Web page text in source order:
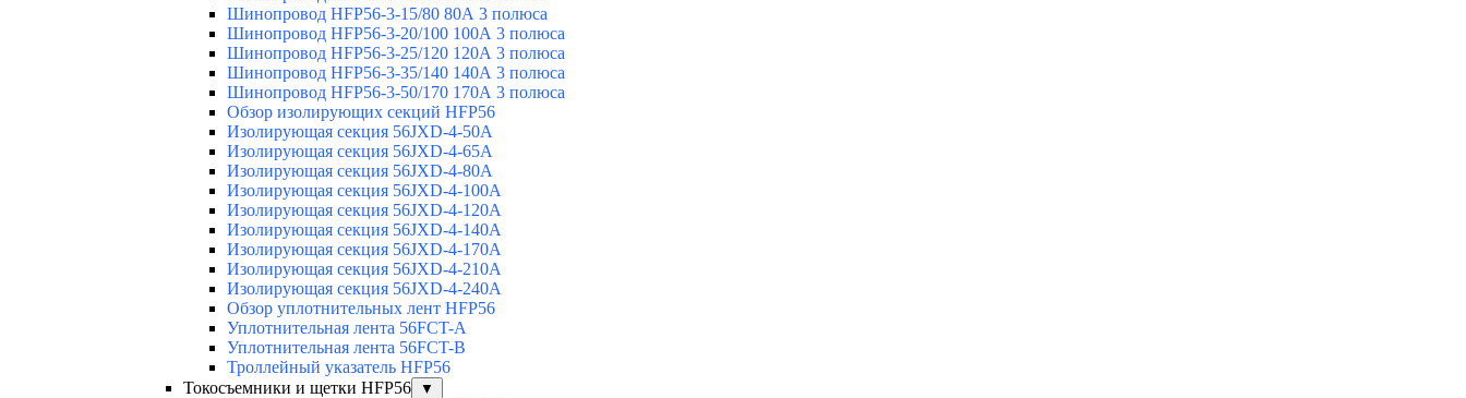
Шинопровод HFP56-3-15/80 80А 3 полюса
Шинопровод HFP56-3-20/100 100А 3 полюса
Шинопровод HFP56-3-25/120 120А 3 полюса
Шинопровод HFP56-3-35/140 140А 3 полюса
Шинопровод HFP56-3-50/170 170А 3 полюса
Обзор изолирующих секций HFP56
Изолирующая секция 56JXD-4-50A
Изолирующая секция 56JXD-4-65A
Изолирующая секция 56JXD-4-80A
Изолирующая секция 56JXD-4-100A
Изолирующая секция 56JXD-4-120A
Изолирующая секция 56JXD-4-140A
Изолирующая секция 56JXD-4-170A
Изолирующая секция 56JXD-4-210A
Изолирующая секция 56JXD-4-240A
Обзор уплотнительных лент HFP56
Уплотнительная лента 56FCT-A
Уплотнительная лента 56FCT-B
Троллейный указатель HFP56
Токосъемники и щетки HFP56
▼